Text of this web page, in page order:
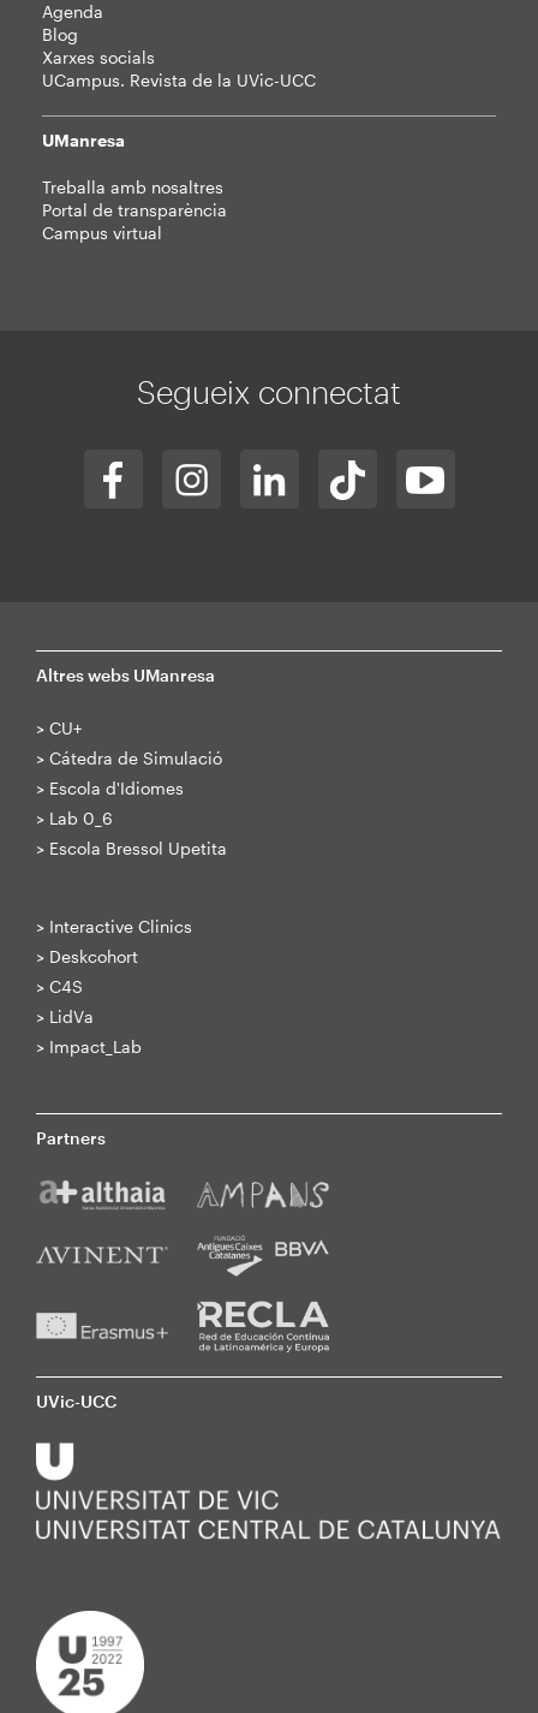
Agenda
Blog
Xarxes socials
UCampus. Revista de la UVic-UCC
UManresa
Treballa amb nosaltres
Portal de transparència
Campus virtual
Segueix connectat
Altres webs UManresa
> CU+
> Cátedra de Simulació
> Escola d'Idiomes
> Lab 0_6
> Escola Bressol Upetita
> Interactive Clinics
> Deskcohort
> C4S
> LidVa
> Impact_Lab
Partners
UVic-UCC